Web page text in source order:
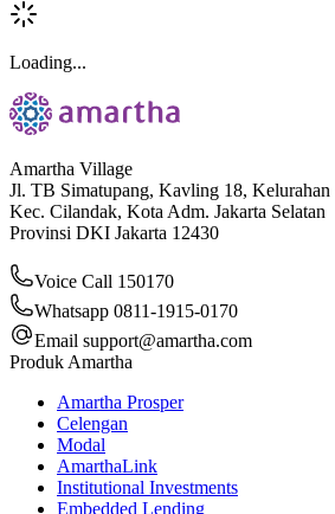
Loading...
Amartha Village
Jl. TB Simatupang, Kavling 18,
Kec. Cilandak, Kota Adm. Jakarta Selatan
Provinsi DKI Jakarta 12430
Voice Call 150170
Whatsapp 0811-1915-0170
Email support@amartha.com
Produk Amartha
Amartha Prosper
Celengan
Modal
AmarthaLink
Institutional Investments
Embedded Lending